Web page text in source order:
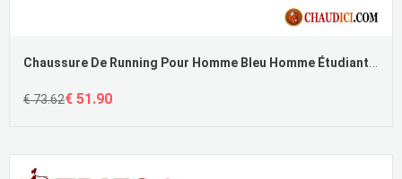
Chaussure De Running Pour Homme Bleu Homme Étudiant Clous Cassés Chaussures De Course Femme
€ 73.62€ 51.90